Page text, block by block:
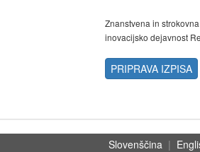
Znanstvena in
inovacijsko dejavnost
PRIPRAVA IZPISA
Slovenščina |